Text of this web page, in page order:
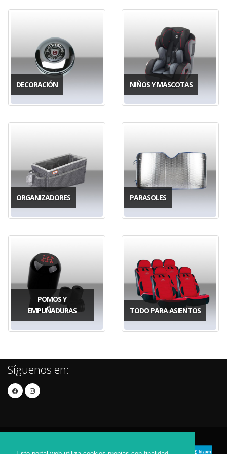
DECORACIÓN NIÑOS Y MASCOTAS
ORGANIZADORES PARASOLES
POMOS Y
EMPUÑADURAS
TODO PARA ASIENTOS
Síguenos en: